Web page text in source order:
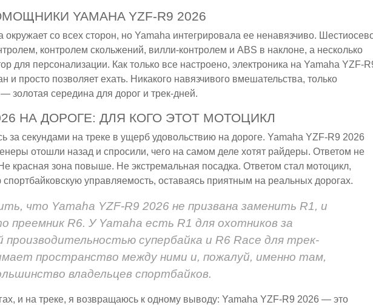
YAMAHA YZF-R9 2026
со всех сторон, но Yamaha интегрировала ее ненавязчиво.
контролем скольжений, вилли-контролем и ABS в наклоне, а несколько
для персонализации. Как только все настроено, электроника на Yamaha YZF-
и просто позволяет ехать. Никакого навязчивого вмешательства, только
золотая середина для дорог и трек-дней.
НА ДОРОГЕ: ДЛЯ КОГО ЭТОТ МОТОЦИКЛ
за секундами на треке в ущерб удовольствию на дороге. Yamaha YZF-R9 2026
отошли назад и спросили, чего на самом деле хотят райдеры. Ответом не
красная зона повыше. Не экстремальная посадка. Ответом стал мотоцикл,
управляемость, оставаясь приятным на реальных дорогах.
что Yamaha YZF-R9 2026 не призвана заменить R1, и
преемник R6. У Yamaha есть R1 для охотников за
производительностью супербайка и R6 Race для трек-
пространство между ними и, пожалуй, именно там,
владельцев спортбайков.
и на треке, я возвращаюсь к одному выводу: Yamaha YZF-R9 2026 — это